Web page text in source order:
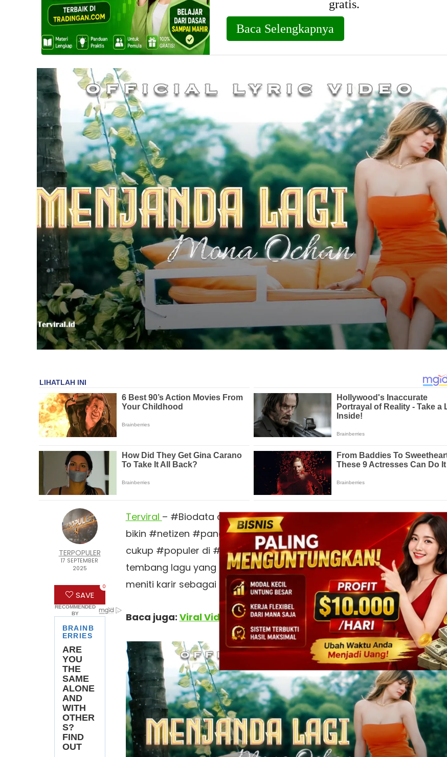
TERPOPULER
17 SEPTEMBER
2025
SAVE
0
Terviral – #Biodata dan #Video #viralMona OchanDi #tiktok yang
bikin #netizen #panas #dingin.Mona Ochan
adalah pedangdut yang
cukup #populer di #industri #hiburan tanah air. Dikenal lewat
tembang lagu yang berjudul Janda Mah Bebas,Mona Ochanrupanya
meniti karir sebagai penyanyi sejak ia berusia remaja.
Baca juga: Viral Video Lawas Tasya Farasya Yang Mau Dipoligami